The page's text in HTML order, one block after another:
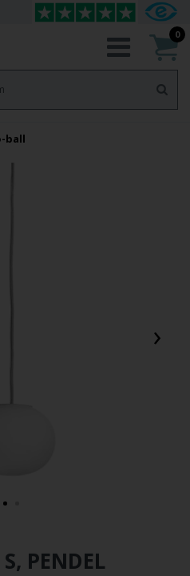
0
ball
›
PENDEL